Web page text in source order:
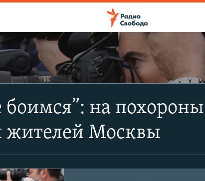
Apple Podcasts
на
жителей Москвы